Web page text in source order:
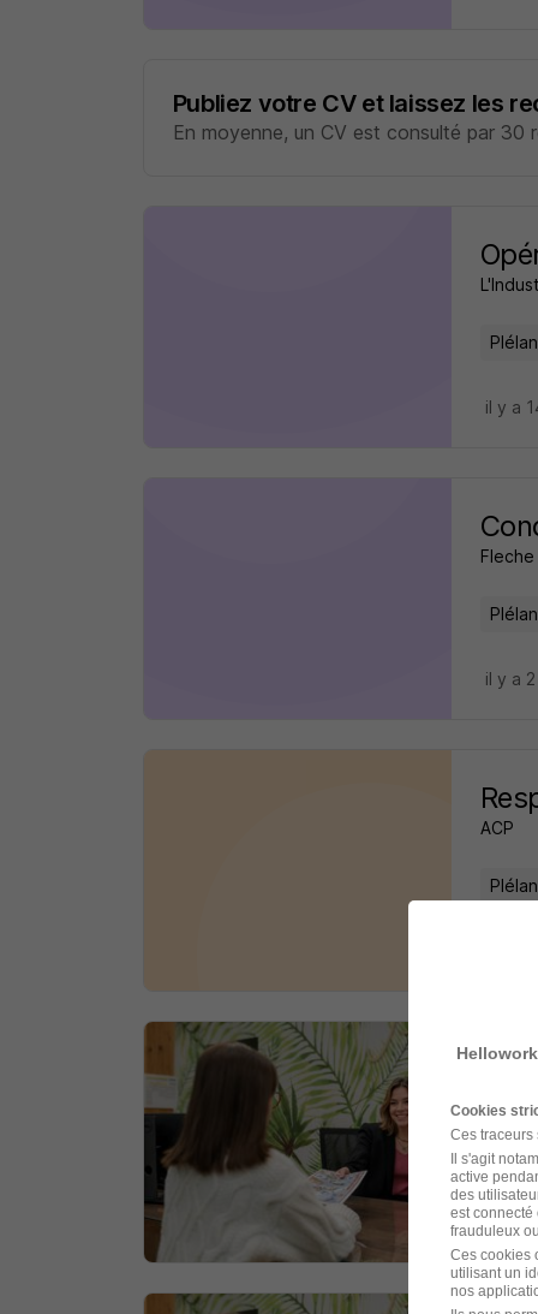
Publiez votre CV et laissez les
En moyenne, un CV est consulté par 30
il y a
Fleche
il y a
ACP
il y a
Cookies
Ces traceurs
Il s'agit
active
des
est connecté
frauduleux
Ces cookies
utilisant un
nos